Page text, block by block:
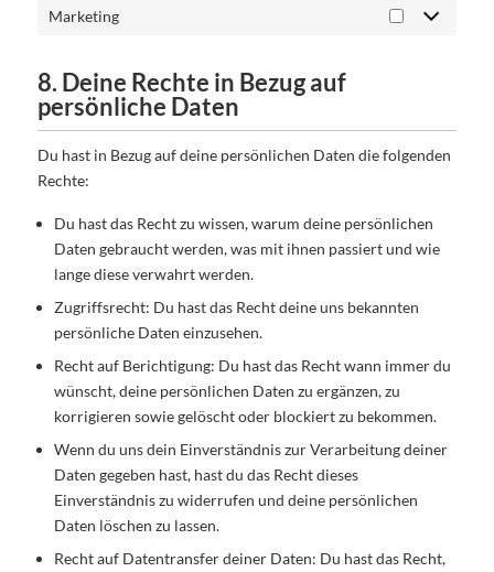
Marketing
8. Deine Rechte in Bezug auf
persönliche Daten
Du hast in Bezug auf deine persönlichen Daten die folgenden
Rechte:
Du hast das Recht zu wissen, warum deine persönlichen
Daten gebraucht werden, was mit ihnen passiert und wie
lange diese verwahrt werden.
Zugriffsrecht: Du hast das Recht deine uns bekannten
persönliche Daten einzusehen.
Recht auf Berichtigung: Du hast das Recht wann immer du
wünscht, deine persönlichen Daten zu ergänzen, zu
korrigieren sowie gelöscht oder blockiert zu bekommen.
Wenn du uns dein Einverständnis zur Verarbeitung deiner
Daten gegeben hast, hast du das Recht dieses
Einverständnis zu widerrufen und deine persönlichen
Daten löschen zu lassen.
Recht auf Datentransfer deiner Daten: Du hast das Recht,